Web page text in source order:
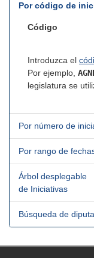
Por código de
Código
Introduzca el
Por ejemplo,
legislatura se
Por número de
Por rango de
Árbol desplegable
de Iniciativas
Búsqueda de